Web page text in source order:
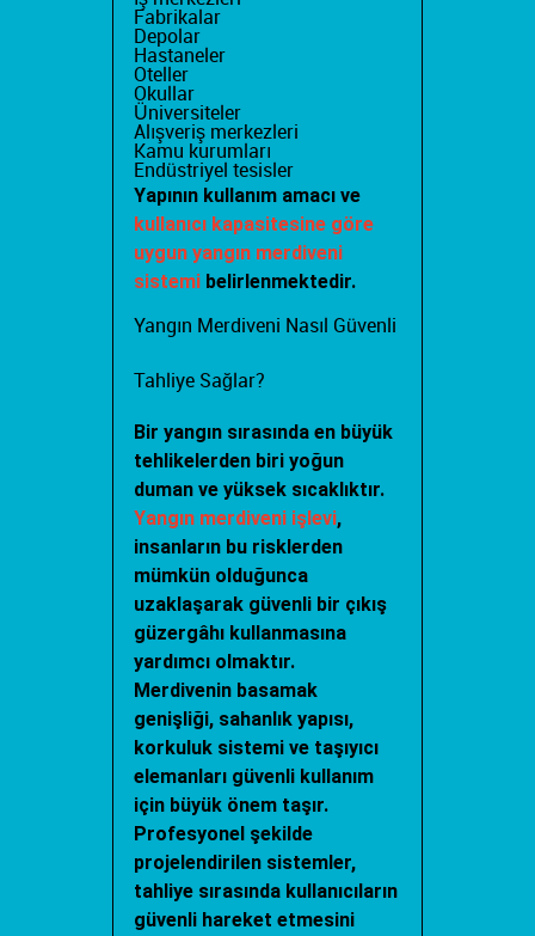
Fabrikalar
Depolar
Hastaneler
Oteller
Okullar
Üniversiteler
Alışveriş merkezleri
Kamu kurumları
Endüstriyel tesisler
Yapının kullanım amacı ve
kullanıcı kapasitesine göre
uygun yangın merdiveni
sistemi belirlenmektedir.
Yangın Merdiveni Nasıl Güvenli
Tahliye Sağlar?
Bir yangın sırasında en büyük
tehlikelerden biri yoğun
duman ve yüksek sıcaklıktır.
Yangın merdiveni işlevi,
insanların bu risklerden
mümkün olduğunca
uzaklaşarak güvenli bir çıkış
güzergâhı kullanmasına
yardımcı olmaktır.
Merdivenin basamak
genişliği, sahanlık yapısı,
korkuluk sistemi ve taşıyıcı
elemanları güvenli kullanım
için büyük önem taşır.
Profesyonel şekilde
projelendirilen sistemler,
tahliye sırasında kullanıcıların
güvenli hareket etmesini